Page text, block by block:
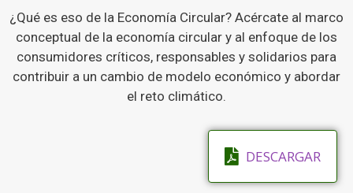
¿Qué es eso de la Economía Circular? Acércate al marco
conceptual de la economía circular y al enfoque de los
consumidores críticos, responsables y solidarios para
contribuir a un cambio de modelo económico y abordar
el reto climático.
DESCARGAR